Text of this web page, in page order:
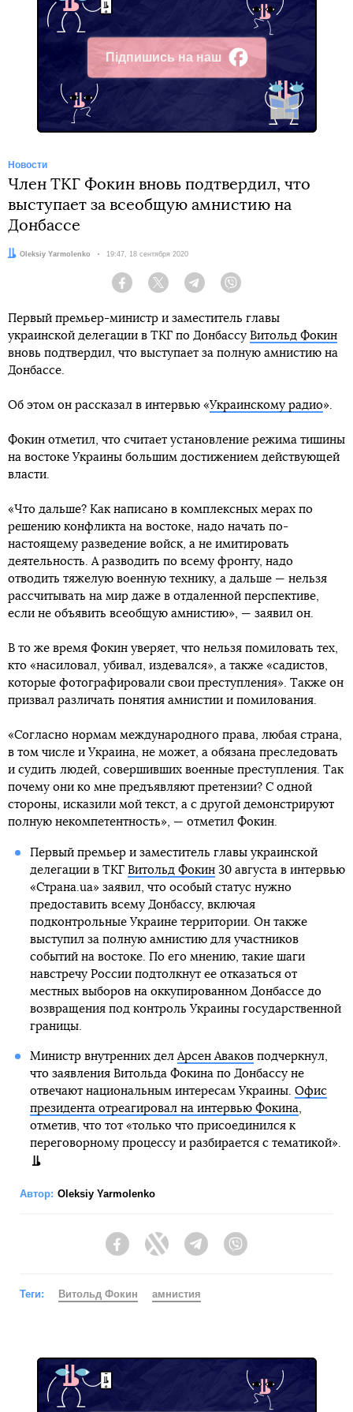
Підпишись на наш
Facebook
Новости
Член ТКГ Фокин вновь подтвердил, что
выступает за всеобщую амнистию на
Донбассе
Автор:
Oleksiy Yarmolenko Дата:
19:47, 18 сентября 2020
Facebook Twitter Telegram
Первый премьер-министр и заместитель главы
украинской делегации в ТКГ по Донбассу Витольд Фокин
вновь подтвердил, что выступает за полную амнистию на
Донбассе.
Об этом он рассказал в интервью «Украинскому радио».
Фокин отметил, что считает установление режима тишины
на востоке Украины большим достижением действующей
власти.
«Что дальше? Как написано в комплексных мерах по
решению конфликта на востоке, надо начать по-
настоящему разведение войск, а не имитировать
деятельность. А разводить по всему фронту, надо
отводить тяжелую военную технику, а дальше — нельзя
рассчитывать на мир даже в отдаленной перспективе,
если не объявить всеобщую амнистию», — заявил он.
В то же время Фокин уверяет, что нельзя помиловать тех,
кто «насиловал, убивал, издевался», а также «садистов,
которые фотографировали свои преступления». Также он
призвал различать понятия амнистии и помилования.
«Согласно нормам международного права, любая страна,
в том числе и Украина, не может, а обязана преследовать
и судить людей, совершивших военные преступления. Так
почему они ко мне предъявляют претензии? С одной
стороны, исказили мой текст, а с другой демонстрируют
полную некомпетентность», — отметил Фокин.
Первый премьер и заместитель главы украинской
делегации в ТКГ Витольд Фокин30 августа в интервью
«Страна.ua» заявил, что особый статус нужно
предоставить всему Донбассу, включая
подконтрольные Украине территории. Он также
выступил за полную амнистию для участников
событий на востоке. По его мнению, такие шаги
навстречу России подтолкнут ее отказаться от
местных выборов на оккупированном Донбассе до
возвращения под контроль Украины государственной
границы.
Министр внутренних делАрсен Аваковподчеркнул,
что заявления Витольда Фокина по Донбассу не
отвечают национальным интересам Украины. Офис
президента отреагировал на интервью Фокина,
отметив, что тот «только что присоединился к
переговорному процессу и разбирается с тематикой».
Автор: Oleksiy Yarmolenko
FacebookTwitter Telegram
Теги: Витольд Фокин амнистия